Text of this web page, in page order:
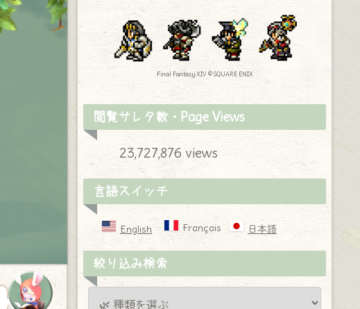
Final Fantasy XIV © SQUARE ENIX
閲覧サレタ数・Page Views
23,727,876 views
言語スイッチ
English Français 日本語
絞り込み検索